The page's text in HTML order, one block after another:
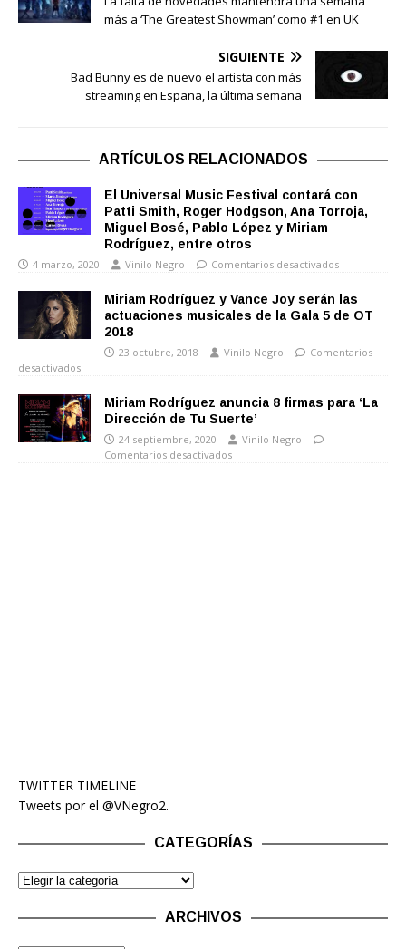
más a ‘The Greatest Showman’ como #1 en UK
SIGUIENTE
Bad Bunny es de nuevo el artista con más
streaming en España, la última semana
ARTÍCULOS RELACIONADOS
El Universal Music Festival contará con
Patti Smith, Roger Hodgson, Ana Torroja,
Miguel Bosé, Pablo López y Miriam
Rodríguez, entre otros
4 marzo, 2020 Vinilo Negro Comentarios desactivados
Miriam Rodríguez y Vance Joy serán las
actuaciones musicales de la Gala 5 de OT
2018
23 octubre, 2018 Vinilo Negro
Comentarios
desactivados
Miriam Rodríguez anuncia 8 firmas para ‘La
Dirección de Tu Suerte’
24 septiembre, 2020
Vinilo Negro
Comentarios desactivados
TWITTER TIMELINE
Tweets por el @VNegro2.
CATEGORÍAS
ARCHIVOS